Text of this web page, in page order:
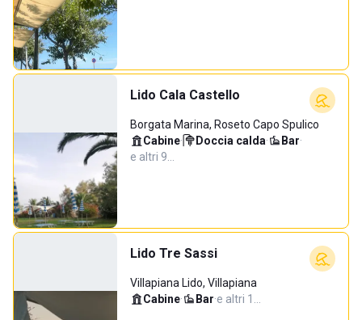
Lido Cala Castello
Borgata Marina, Roseto Capo Spulico
Cabine· Doccia calda· Bar·
e altri 9…
Lido Tre Sassi
Villapiana Lido, Villapiana
Cabine· Bar·e altri 1…